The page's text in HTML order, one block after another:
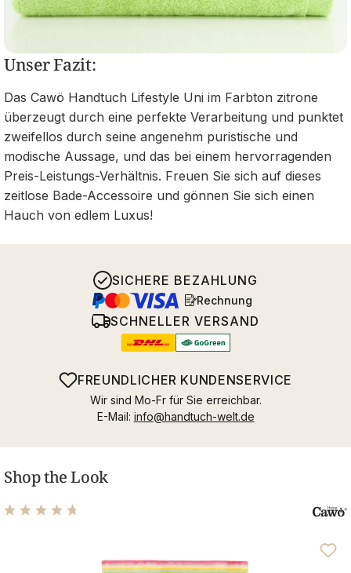
Unser Fazit:
Das Cawö Handtuch Lifestyle Uni im Farbton zitrone
überzeugt durch eine perfekte Verarbeitung und punktet
zweifellos durch seine angenehm puristische und
modische Aussage, und das bei einem hervorragenden
Preis-Leistungs-Verhältnis. Freuen Sie sich auf dieses
zeitlose Bade-Accessoire und gönnen Sie sich einen
Hauch von edlem Luxus!
SICHERE BEZAHLUNG
Rechnung
SCHNELLER VERSAND
FREUNDLICHER KUNDENSERVICE
Wir sind Mo-Fr für Sie erreichbar.
E-Mail: info@handtuch-welt.de
Shop the Look